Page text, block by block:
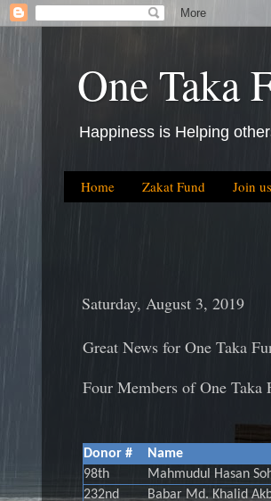
One Taka
Happiness is Helping
Home Zakat Fund Join us
Saturday, August 3, 2019
Great News for One Taka
Four Members of One Taka
Donor # Name
98th
Mahmudul Hasan
232nd
Babar Md. Khalid